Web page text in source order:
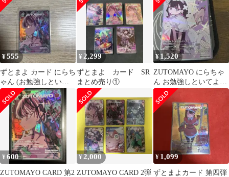
¥555
ずとまよ カード にらち
ゃん (お勉強しといて
よ) SR
¥ 2,299
ずとまよ カード SR
まとめ売り①
¥ 1,520
ZUTOMAYO にらちゃ
ん お勉強しといてよ
SR カード
¥600
ZUTOMAYO CARD 第2
¥2,000
ZUTOMAYO CARD 2弾
¥ 1,099
ずとまよカード 第四弾